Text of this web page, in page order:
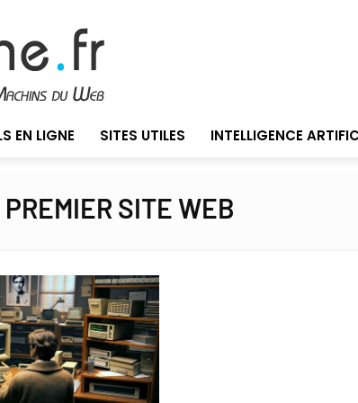
EN LIGNE SITES UTILES INTELLIGENCE
PREMIER SITE WEB